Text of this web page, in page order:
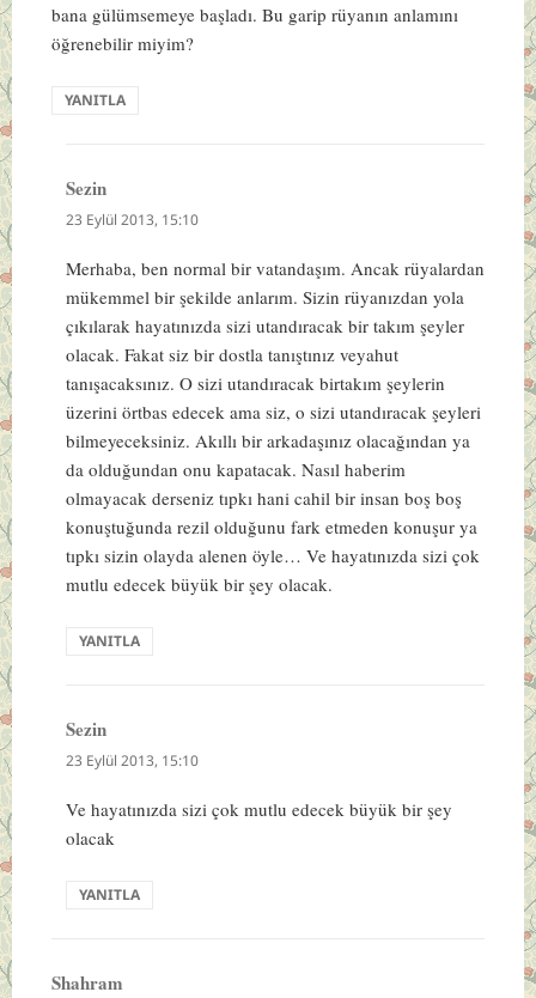
bana gülümsemeye başladı. Bu garip rüyanın anlamını
öğrenebilir miyim?
YANITLA
Sezindedi
ki:
23 Eylül 2013, 15:10
Merhaba, ben normal bir vatandaşım. Ancak rüyalardan
mükemmel bir şekilde anlarım. Sizin rüyanızdan yola
çıkılarak hayatınızda sizi utandıracak bir takım şeyler
olacak. Fakat siz bir dostla tanıştınız veyahut
tanışacaksınız. O sizi utandıracak birtakım şeylerin
üzerini örtbas edecek ama siz, o sizi utandıracak şeyleri
bilmeyeceksiniz. Akıllı bir arkadaşınız olacağından ya
da olduğundan onu kapatacak. Nasıl haberim
olmayacak derseniz tıpkı hani cahil bir insan boş boş
konuştuğunda rezil olduğunu fark etmeden konuşur ya
tıpkı sizin olayda alenen öyle… Ve hayatınızda sizi çok
mutlu edecek büyük bir şey olacak.
YANITLA
Sezindedi
ki:
23 Eylül 2013, 15:10
Ve hayatınızda sizi çok mutlu edecek büyük bir şey
olacak
YANITLA
Shahram